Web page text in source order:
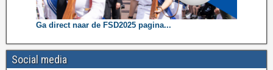
Ga direct naar de FSD2025 pagina...
Social media